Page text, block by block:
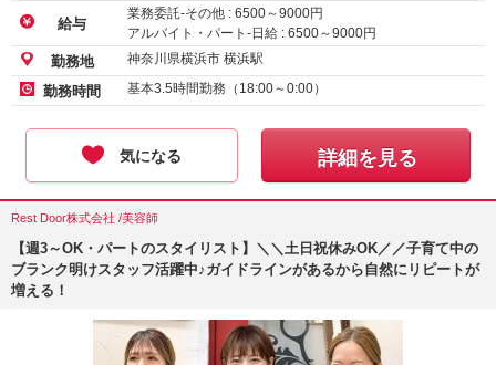
給与
業務委託-その他 : 6500～9000円
アルバイト・パート-日給 : 6500～9000円
勤務地 神奈川県横浜市 横浜駅
勤務時間 基本3.5時間勤務（18:00～0:00）
気になる 詳細を見る
Rest Door株式会社 /美容師
【週3～OK・パートのスタイリスト】＼＼土日祝休みOK／／子育て中の
ブランク明けスタッフ活躍中♪ガイドラインがあるから自然にリピートが
増える！